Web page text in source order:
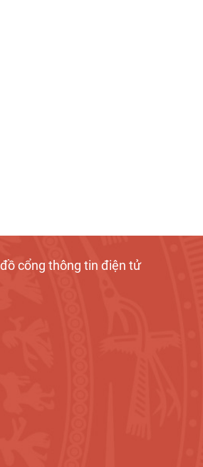
cổng thông tin điện tử